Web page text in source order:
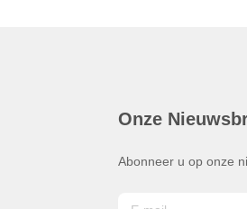
Onze
Abonneer u op onze